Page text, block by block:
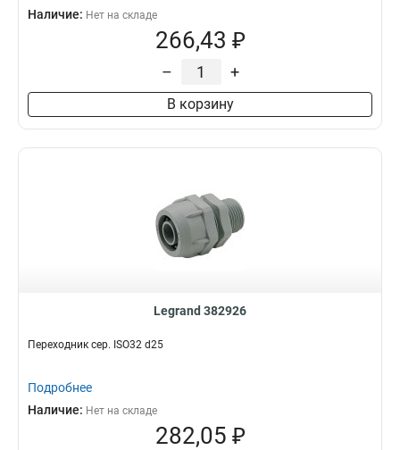
Наличие: Нет на складе
266,43 ₽
– +
В корзину
Legrand 382926
Переходник сер. ISO32 d25
Подробнее
Наличие: Нет на складе
282,05 ₽